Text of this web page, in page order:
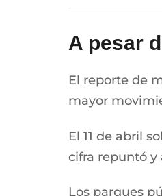
A pesar
El reporte de
mayor
El 11 de abril
cifra repuntó y
Los parques